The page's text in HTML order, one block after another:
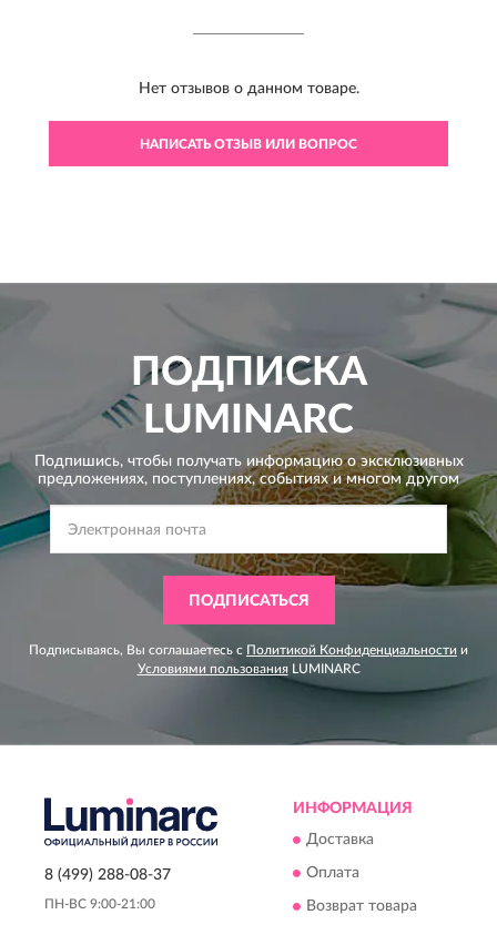
Нет отзывов о данном товаре.
НАПИСАТЬ ОТЗЫВ ИЛИ ВОПРОС
ПОДПИСКА
LUMINARC
Подпишись, чтобы получать информацию о эксклюзивных
предложениях, поступлениях, событиях и многом другом
ПОДПИСАТЬСЯ
Подписываясь, Вы соглашаетесь с Политикой Конфиденциальности и
Условиями пользованияLUMINARC
8 (499) 288-08-37
ПН-ВС 9:00-21:00
ИНФОРМАЦИЯ
Доставка
Оплата
Возврат товара